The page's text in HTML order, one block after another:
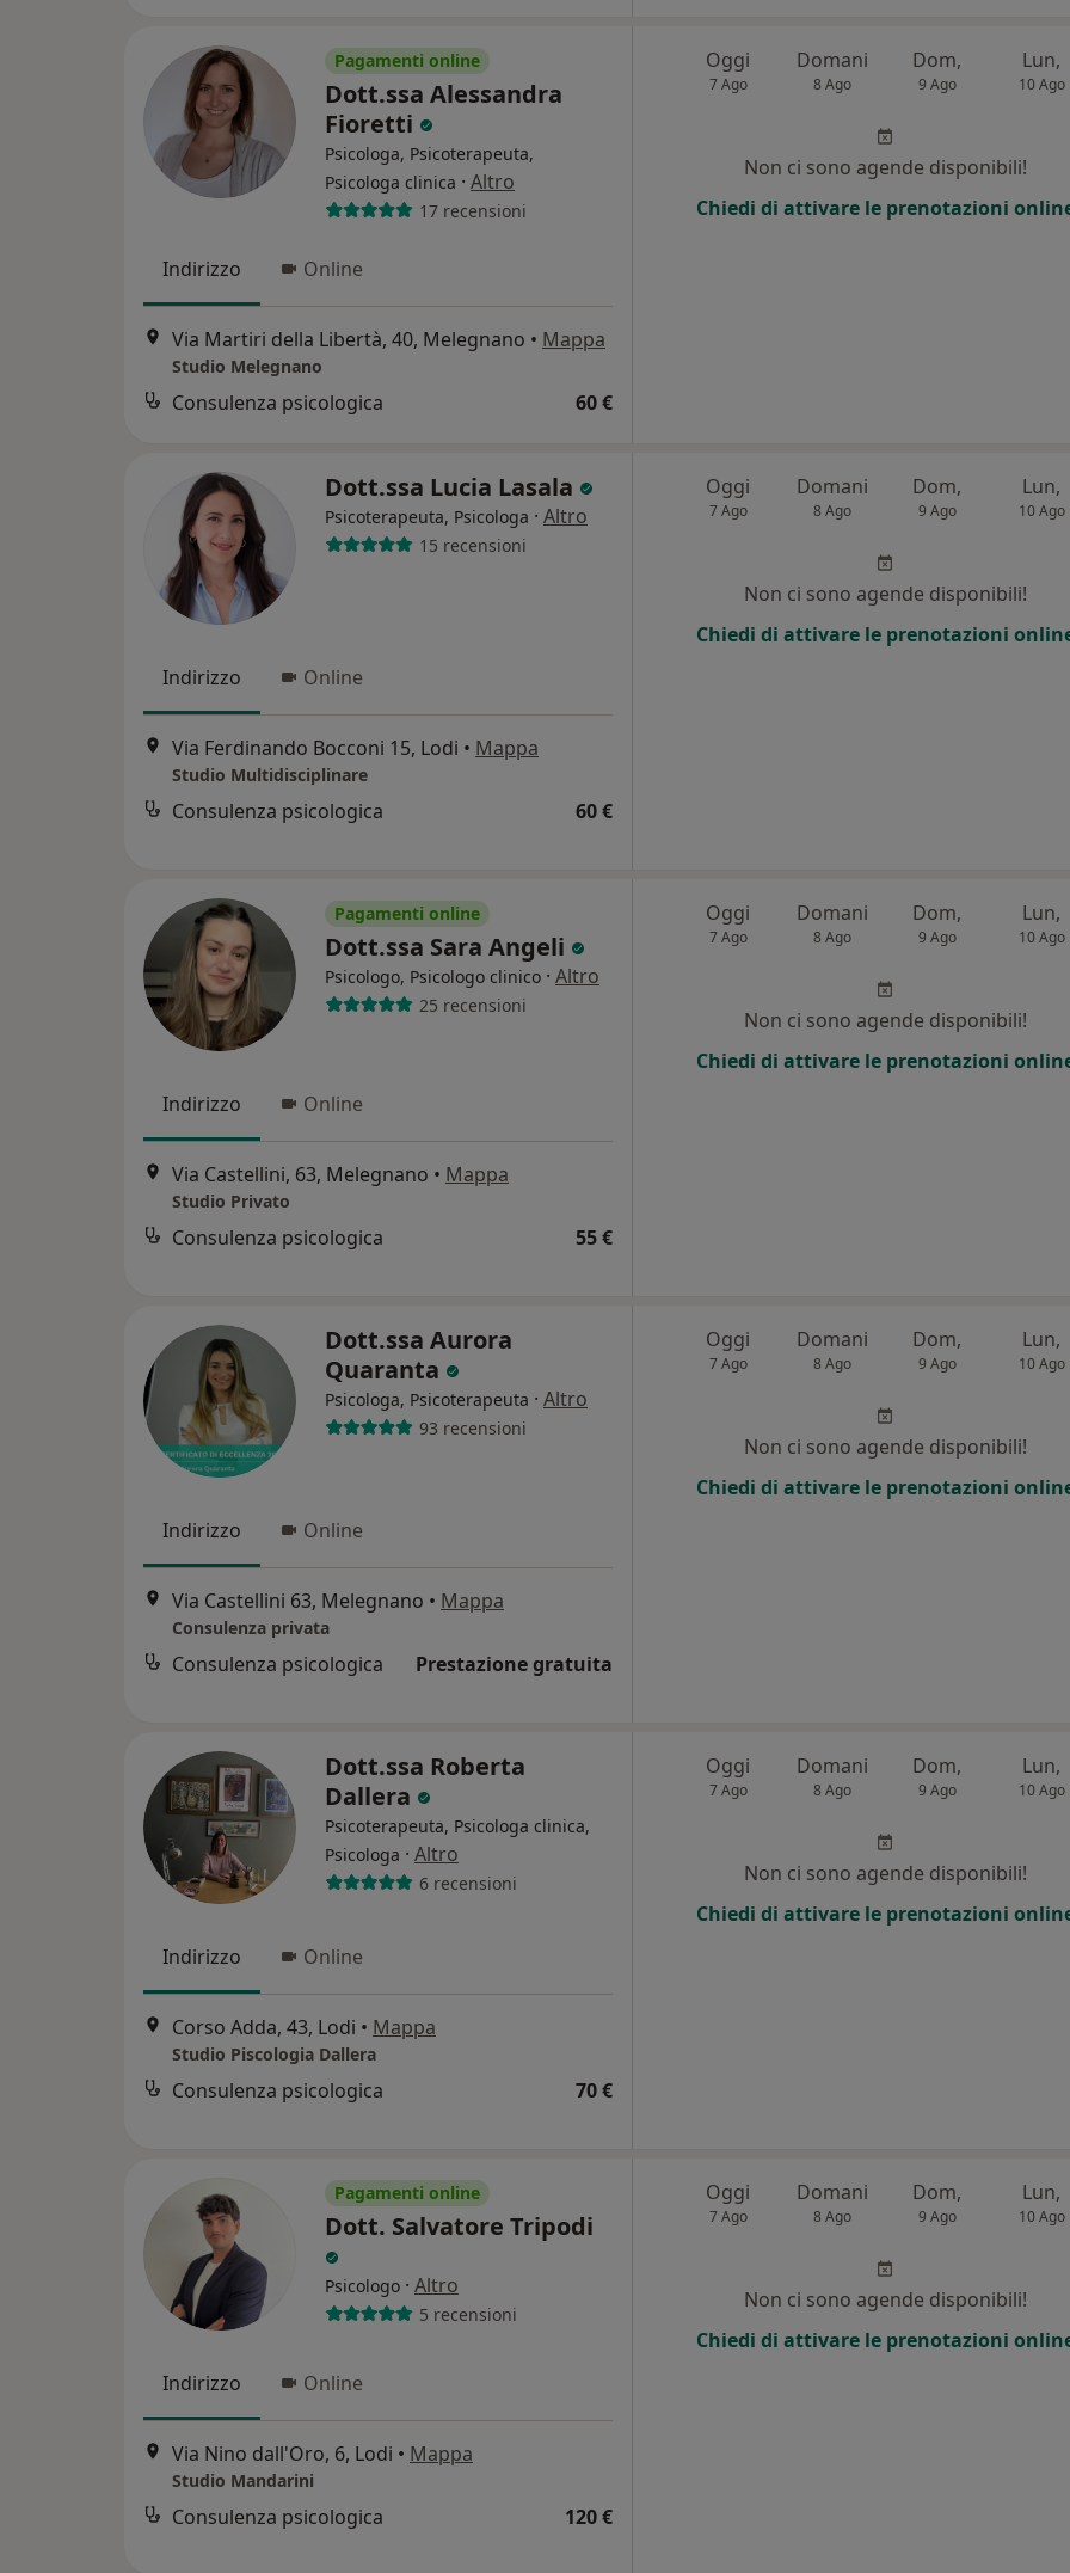
Pagamenti online
Dott.ssa Alessandra
Fioretti
Psicologa, Psicoterapeuta,
Psicologa clinica · Altro
17 recensioni
Indirizzo Online
Via Martiri della Libertà, 40, Melegnano • Mappa
Studio Melegnano
Consulenza psicologica 60 €
Oggi
7 Ago
Domani
8 Ago
Dom,
9 Ago
Lun,
10 Ago
Non ci sono agende disponibili!
Chiedi di attivare le prenotazioni
Dott.ssa Lucia Lasala
Psicoterapeuta, Psicologa · Altro
15 recensioni
Indirizzo Online
Via Ferdinando Bocconi 15, Lodi • Mappa
Studio Multidisciplinare
Consulenza psicologica 60 €
Oggi
7 Ago
Domani
8 Ago
Dom,
9 Ago
Lun,
10 Ago
Non ci sono agende disponibili!
Chiedi di attivare le prenotazioni
Pagamenti online
Dott.ssa Sara Angeli
Psicologo, Psicologo clinico · Altro
25 recensioni
Indirizzo Online
Via Castellini, 63, Melegnano • Mappa
Studio Privato
Consulenza psicologica 55 €
Oggi
7 Ago
Domani
8 Ago
Dom,
9 Ago
Lun,
10 Ago
Non ci sono agende disponibili!
Chiedi di attivare le prenotazioni
Dott.ssa Aurora
Quaranta
Psicologa, Psicoterapeuta · Altro
93 recensioni
Indirizzo Online
Via Castellini 63, Melegnano • Mappa
Consulenza privata
Consulenza psicologica Prestazione gratuita
Oggi
7 Ago
Domani
8 Ago
Dom,
9 Ago
Lun,
10 Ago
Non ci sono agende disponibili!
Chiedi di attivare le prenotazioni
Dott.ssa Roberta
Dallera
Psicoterapeuta, Psicologa clinica,
Psicologa · Altro
6 recensioni
Indirizzo Online
Corso Adda, 43, Lodi • Mappa
Studio Piscologia Dallera
Consulenza psicologica 70 €
Oggi
7 Ago
Domani
8 Ago
Dom,
9 Ago
Lun,
10 Ago
Non ci sono agende disponibili!
Chiedi di attivare le prenotazioni
Pagamenti online
Dott. Salvatore Tripodi
Psicologo · Altro
5 recensioni
Indirizzo Online
Via Nino dall'Oro, 6, Lodi • Mappa
Studio Mandarini
Consulenza psicologica 120 €
Oggi
7 Ago
Domani
8 Ago
Dom,
9 Ago
Lun,
10 Ago
Non ci sono agende disponibili!
Chiedi di attivare le prenotazioni